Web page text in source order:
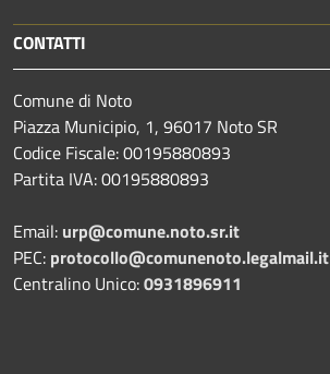
CONTATTI
Comune di Noto
Piazza Municipio, 1, 96017 Noto SR
Codice Fiscale: 00195880893
Partita IVA: 00195880893
Email: urp@comune.noto.sr.it
PEC: protocollo@comunenoto.legalmail.it
Centralino Unico:0931896911